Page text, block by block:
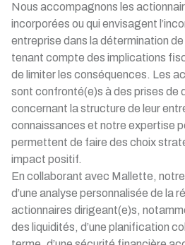
Nous accompagnons les
incorporées ou qui envisagent
entreprise dans la détermination
tenant compte des implications
de limiter les conséquences. Les
sont confronté(e)s à des prises de
concernant la structure de leur
connaissances et notre expertise
permettent de faire des choix
impact positif.
En collaborant avec Mallette,
d’une analyse personnalisée de la
actionnaires dirigeant(e)s,
des liquidités, d’une planification